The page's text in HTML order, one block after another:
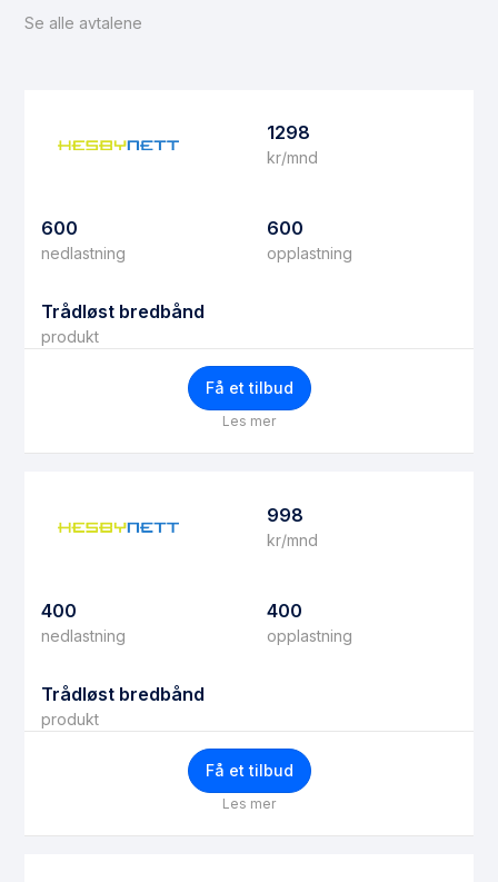
Se alle avtalene
1298
kr/mnd
600
nedlastning
600
opplastning
Trådløst bredbånd
produkt
Få et tilbud
Les mer
998
kr/mnd
400
nedlastning
400
opplastning
Trådløst bredbånd
produkt
Få et tilbud
Les mer